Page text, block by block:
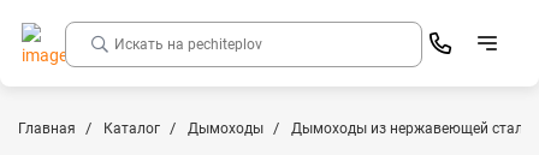
Главная Каталог Дымоходы Дымоходы из нержавеющей стали